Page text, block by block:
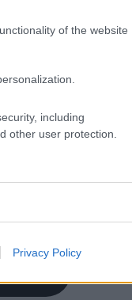
of the website
including
other user protection.
Privacy Policy
kis